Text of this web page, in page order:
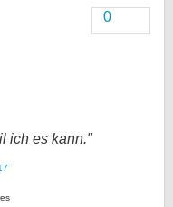
0
ich es kann."